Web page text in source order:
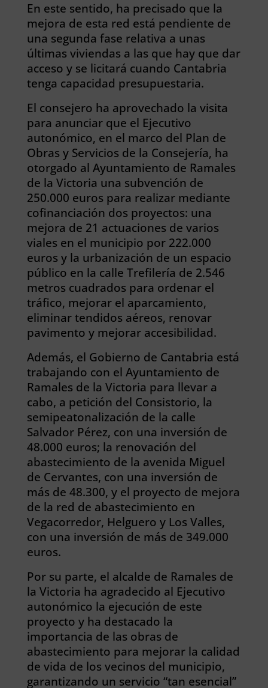
En este sentido, ha precisado que la
mejora de esta red está pendiente de
una segunda fase relativa a unas
últimas viviendas a las que hay que dar
acceso y se licitará cuando Cantabria
tenga capacidad presupuestaria.
El consejero ha aprovechado la visita
para anunciar que el Ejecutivo
autonómico, en el marco del Plan de
Obras y Servicios de la Consejería, ha
otorgado al Ayuntamiento de Ramales
de la Victoria una subvención de
250.000 euros para realizar mediante
cofinanciación dos proyectos: una
mejora de 21 actuaciones de varios
viales en el municipio por 222.000
euros y la urbanización de un espacio
público en la calle Trefilería de 2.546
metros cuadrados para ordenar el
tráfico, mejorar el aparcamiento,
eliminar tendidos aéreos, renovar
pavimento y mejorar accesibilidad.
Además, el Gobierno de Cantabria está
trabajando con el Ayuntamiento de
Ramales de la Victoria para llevar a
cabo, a petición del Consistorio, la
semipeatonalización de la calle
Salvador Pérez, con una inversión de
48.000 euros; la renovación del
abastecimiento de la avenida Miguel
de Cervantes, con una inversión de
más de 48.300, y el proyecto de mejora
de la red de abastecimiento en
Vegacorredor, Helguero y Los Valles,
con una inversión de más de 349.000
euros.
Por su parte, el alcalde de Ramales de
la Victoria ha agradecido al Ejecutivo
autonómico la ejecución de este
proyecto y ha destacado la
importancia de las obras de
abastecimiento para mejorar la calidad
de vida de los vecinos del municipio,
garantizando un servicio “tan esencial”